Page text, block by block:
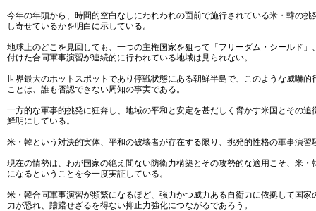
今年の年頭から、時間的空白なしにわれわれの面前で施行されている米・韓の
し寄せているかを明白に示している。
地球上のどこを見回しても、一つの主権国家を狙って「フリーダム・シールド
付けた合同軍事演習が連続的に行われている地域は見られない。
世界最大のホットスポットであり停戦状態にある朝鮮半島で、このような威嚇
ことは、誰も否認できない周知の事実である。
一方的な軍事的挑発に狂奔し、地域の平和と安定を甚だしく脅かす米国とその
鮮明にしている。
米・韓という対決的実体、平和の破壊者が存在する限り、挑発的性格の軍事演
現在の情勢は、わが国家の絶え間ない防衛力構築とその攻勢的な適用こそ、米
になるということを今一度実証している。
米・韓合同軍事演習が頻繁になるほど、強力かつ威力ある自衛力に依拠して国
力が恐れ、躊躇せざるを得ない抑止力強化につながるであろう。